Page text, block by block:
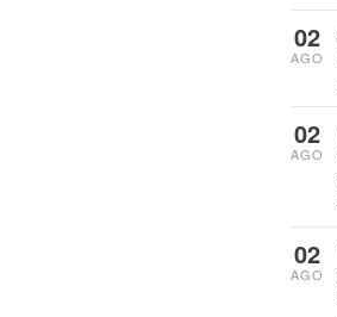
02
AGO
02
AGO
02
AGO